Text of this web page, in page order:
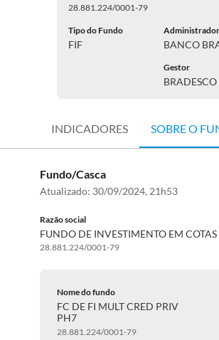
28.881.224/0001-79
Tipo do Fundo
FIF
Administrador
BANCO
Gestor
BRADESCO
INDICADORES SOBRE O
Fundo/Casca
Atualizado: 30/09/2024, 21h53
Razão social
FUNDO DE INVESTIMENTO EM
28.881.224/0001-79
Nome do fundo
FC DE FI MULT CRED PRIV
PH7
28.881.224/0001-79